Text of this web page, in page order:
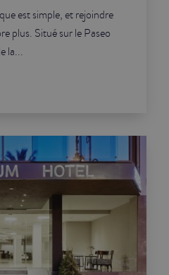
est simple, et rejoindre
plus. Situé sur le Paseo
la...